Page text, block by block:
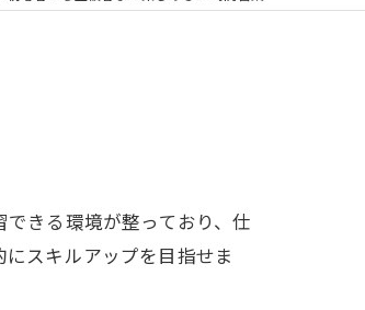
きる環境が整っており、仕
スキルアップを目指せま